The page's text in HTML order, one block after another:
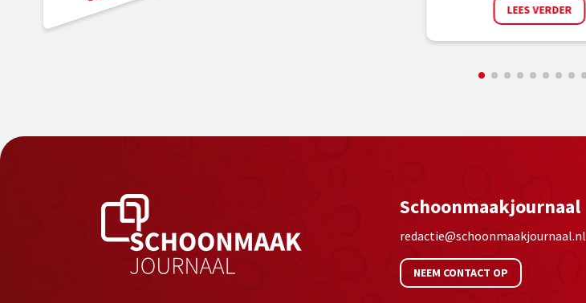
LEES VERDER
Schoonmaakjournaal
redactie@schoonmaakjournaal.nl
NEEM CONTACT OP